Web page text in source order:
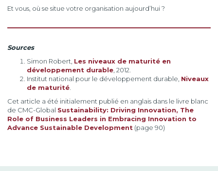
Et vous, où se situe votre organisation aujourd’hui ?
Sources
Simon Robert, Les niveaux de maturité en
développement durable , 2012.
Institut national pour le développement durable, Niveaux
de maturité
Cet article a été initialement publié en anglais dans le livre blanc
de CMC-Global Sustainability: Driving Innovation, The
Role of Business Leaders in Embracing Innovation to
Advance Sustainable Development (page 90)